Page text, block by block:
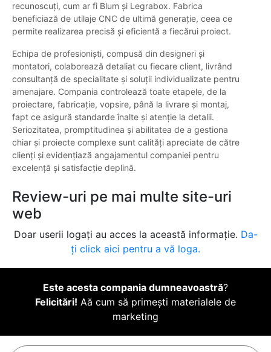
recunoscuți, cum ar fi Blum și Legrabox. Fabrica
beneficiază de utilaje CNC de ultimă generație, ceea ce
permite realizarea precisă și eficientă a fiecărui proiect.
Echipa de profesioniști, compusă din designeri și
montatori, colaborează detaliat cu fiecare client, livrând
consultanță de specialitate și soluții individualizate pentru
amenajare. Compania controlează toate etapele, de la
proiectare, fabricație, vopsire, până la livrare și montaj,
fapt ce asigură standarde înalte și atenție la detalii.
Seriozitatea, promptitudinea și abilitatea de a gestiona
chiar și proiecte complexe sunt calități apreciate de către
clienți și evidențiază angajamentul companiei pentru
excelență și satisfacție deplină.
Review-uri pe mai multe site-uri
web
Doar userii logați au acces la această informație. Da-
ți click aici pentru a vă loga.
Este acesta compania dumneavoastră?
Felicitări! Aă cum să primești materialele de
marketing